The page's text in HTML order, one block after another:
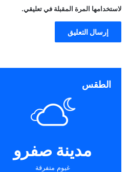
لاستخدامها المرة المقبلة في تعليقي.
الطقس
مدينة صفرو
غيوم متفرقة